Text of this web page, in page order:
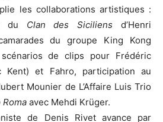
les collaborations artistiques :
du Clan des Siciliens d’Henri
du groupe King Kong
de clips pour Frédéric
Kent) et Fahro, participation au
Mounier de L’Affaire Luis Trio
avec Mehdi Krüger.
de Denis Rivet avance par